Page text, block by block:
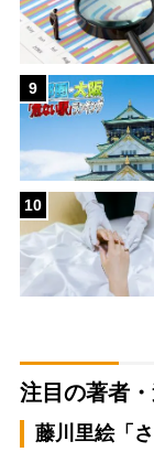
9
10
注目の著者
藤川里絵「